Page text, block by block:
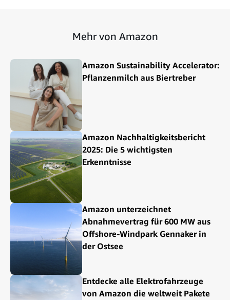
Mehr von Amazon
Amazon Sustainability Accelerator:
Pflanzenmilch aus Biertreber
Amazon Nachhaltigkeitsbericht
2025: Die 5 wichtigsten
Erkenntnisse
Amazon unterzeichnet
Abnahmevertrag für 600 MW aus
Offshore-Windpark Gennaker in
der Ostsee
Entdecke alle Elektrofahrzeuge
von Amazon die weltweit Pakete